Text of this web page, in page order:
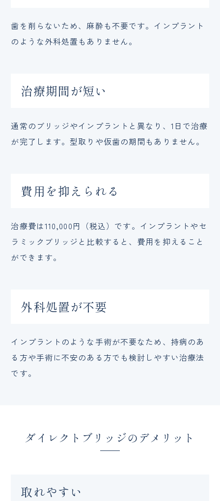
歯を削らないため、麻酔も不要です。インプラント
のような外科処置もありません。
治療期間が短い
通常のブリッジやインプラントと異なり、1日で治療
が完了します。型取りや仮歯の期間もありません。
費用を抑えられる
治療費は110,000円（税込）です。インプラントやセ
ラミックブリッジと比較すると、費用を抑えること
ができます。
外科処置が不要
インプラントのような手術が不要なため、持病のあ
る方や手術に不安のある方でも検討しやすい治療法
です。
ダイレクトブリッジのデメリット
取れやすい